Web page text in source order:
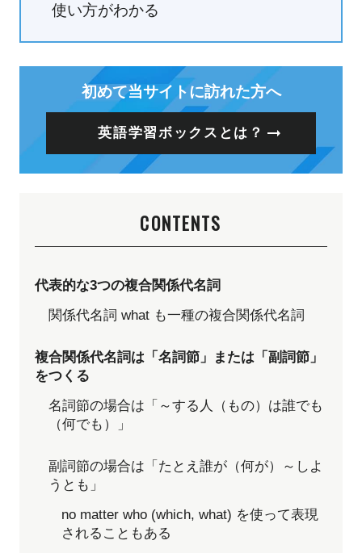
使い方がわかる
初めて当サイトに訪れた方へ
英語学習ボックスとは？
CONTENTS
代表的な3つの複合関係代名詞
関係代名詞 what も一種の複合関係代名詞
複合関係代名詞は「名詞節」または「副詞節」
をつくる
名詞節の場合は「～する人（もの）は誰でも
（何でも）」
副詞節の場合は「たとえ誰が（何が）～しよ
うとも」
no matter who (which, what) を使って表現
されることもある